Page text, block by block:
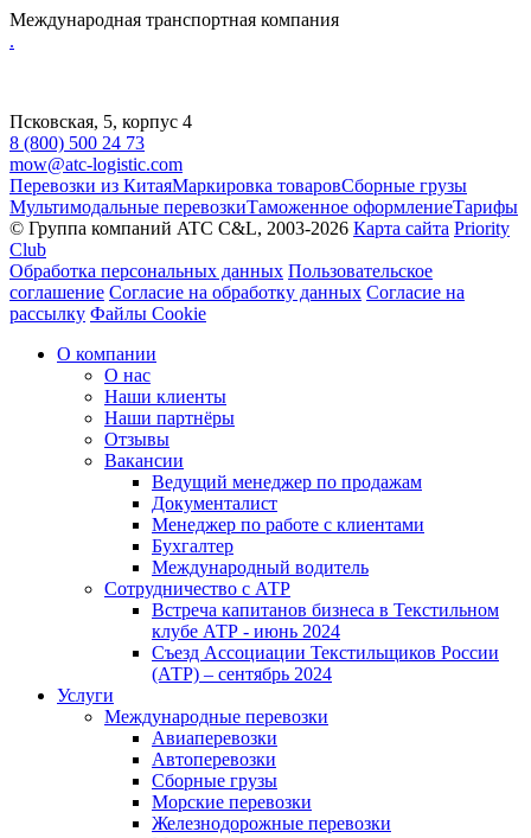
Международная транспортная компания
.
Псковская, 5, корпус 4
8 (800) 500 24 73
mow@atc-logistic.com
Перевозки из КитаяМаркировка товаровСборные грузы
Мультимодальные перевозкиТаможенное оформлениеТарифы
© Группа компаний ATC C&L, 2003-2026 Карта сайта Priority
Club
Обработка персональных данных Пользовательское
соглашение Согласие на обработку данных Согласие на
рассылку Файлы Cookie
О компании
О нас
Наши клиенты
Наши партнёры
Отзывы
Вакансии
Ведущий менеджер по продажам
Документалист
Менеджер по работе с клиентами
Бухгалтер
Международный водитель
Сотрудничество с АТР
Встреча капитанов бизнеса в Текстильном
клубе АТР - июнь 2024
Съезд Ассоциации Текстильщиков России
(АТР) – сентябрь 2024
Услуги
Международные перевозки
Авиаперевозки
Автоперевозки
Сборные грузы
Морские перевозки
Железнодорожные перевозки